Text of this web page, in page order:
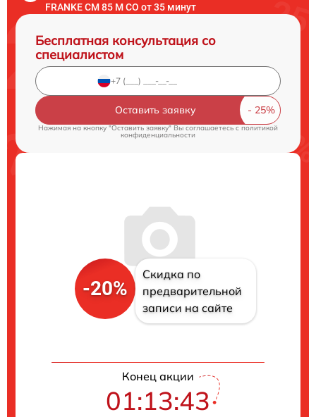
FRANKE CM 85 M CO от 35 минут
Бесплатная консультация со
специалистом
Оставить заявку
Нажимая на кнопку "Оставить заявку" Вы соглашаетесь cполитикой
конфиденциальности
-20%
Скидка по
предварительной
записи на сайте
Конец акции
01:13:42